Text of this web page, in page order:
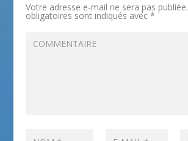
Votre adresse e-mail ne sera pas publiée.
obligatoires sont indiqués avec*